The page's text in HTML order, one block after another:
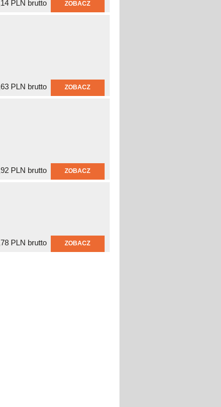
PLN brutto ZOBACZ
PLN brutto ZOBACZ
PLN brutto ZOBACZ
PLN brutto ZOBACZ